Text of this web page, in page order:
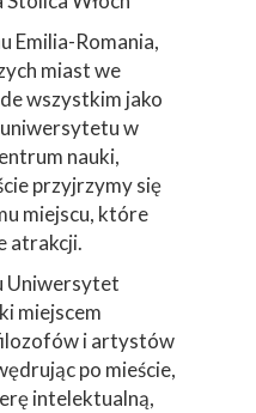
Emilia-Romania,
miast we
wszystkim jako
w
nauki,
przyjrzymy się
miejscu, które
atrakcji.
Uniwersytet
miejscem
i artystów
po mieście,
intelektualną,